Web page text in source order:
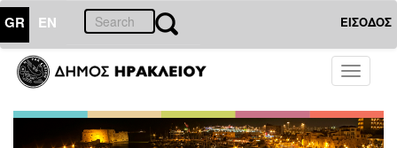
GR EN ΕΙΣΟΔΟΣ
Toggle
ΔΗΜΟΣ
Δελτία
Τύπου